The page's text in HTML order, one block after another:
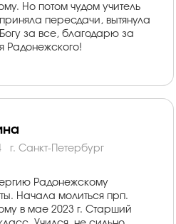
Но потом чудом учитель
пересдачи, вытянула
за все, благодарю за
Радонежского!
г. Санкт-Петербург
Радонежскому
Начала молиться прп.
в мае 2023 г. Старший